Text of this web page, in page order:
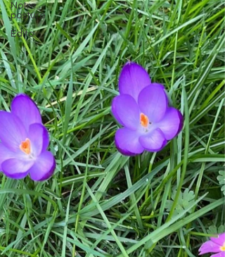
Notre
posture
Edito